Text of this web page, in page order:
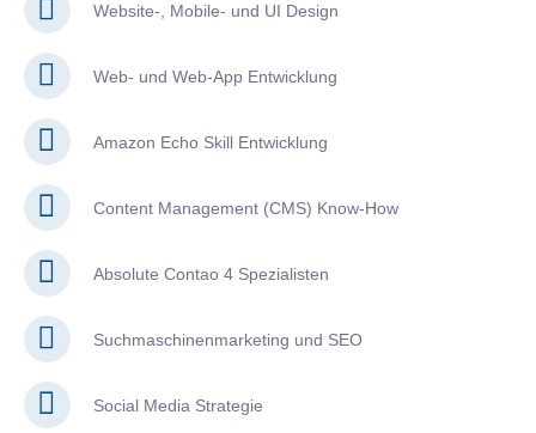
Website-, Mobile- und UI Design
Web- und Web-App Entwicklung
Amazon Echo Skill Entwicklung
Content Management (CMS) Know-How
Absolute Contao 4 Spezialisten
Suchmaschinenmarketing und SEO
Social Media Strategie